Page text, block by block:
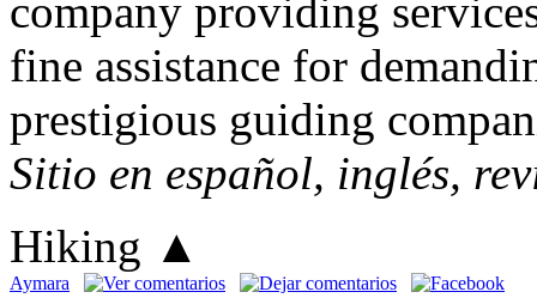
company providing
fine assistance for
prestigious guiding
Sitio en español, inglés,
Hiking ▲
Aymara